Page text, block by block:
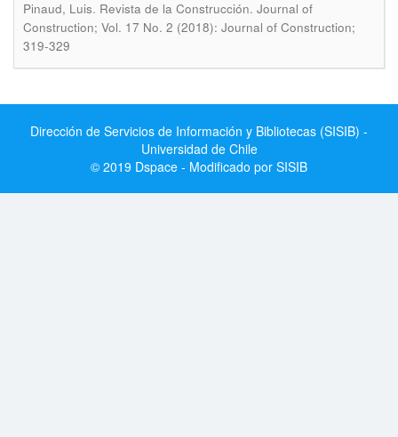
Pinaud, Luis. Revista de la Construcción. Journal of
Construction; Vol. 17 No. 2 (2018): Journal of Construction;
319-329
Dirección de Servicios de Información y Bibliotecas (SISIB) -
Universidad de Chile
© 2019 Dspace - Modificado por SISIB